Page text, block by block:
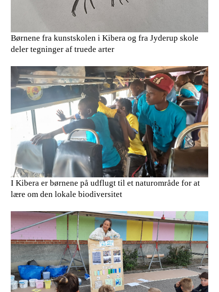
Børnene fra kunstskolen i Kibera og fra Jyderup skole
deler tegninger af truede arter
I Kibera er børnene på udflugt til et naturområde for at
lære om den lokale biodiversitet